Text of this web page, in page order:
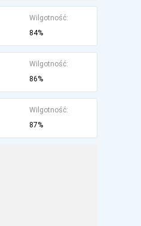
Wilgotność:
84%
Wilgotność:
86%
Wilgotność:
87%